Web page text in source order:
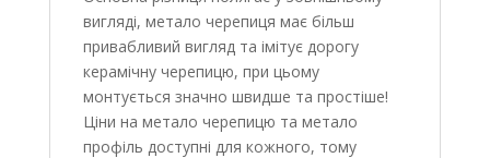
вигляді, метало черепиця має більш
привабливий вигляд та імітує дорогу
керамічну черепицю, при цьому
монтується значно швидше та простіше!
Ціни на метало черепицю та метало
профіль доступні для кожного, тому